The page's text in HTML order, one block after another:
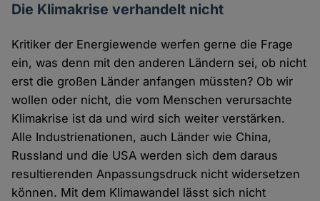
Die Klimakrise verhandelt nicht
Kritiker der Energiewende werfen gerne die Frage
ein, was denn mit den anderen Ländern sei, ob nicht
erst die großen Länder anfangen müssten? Ob wir
wollen oder nicht, die vom Menschen verursachte
Klimakrise ist da und wird sich weiter verstärken.
Alle Industrienationen, auch Länder wie China,
Russland und die USA werden sich dem daraus
resultierenden Anpassungsdruck nicht widersetzen
können. Mit dem Klimawandel lässt sich nicht